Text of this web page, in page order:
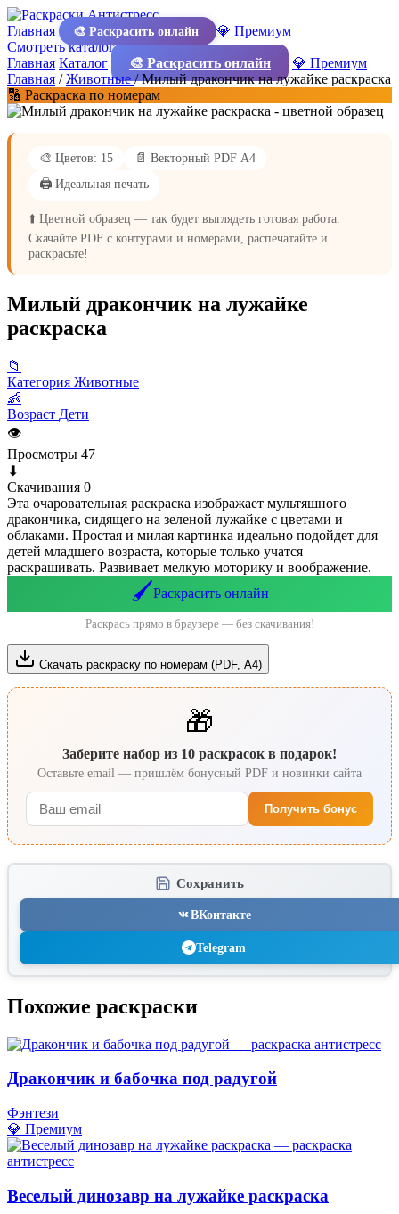
Главная 🎨 Раскрасить онлайн
💎 Премиум
Смотреть каталог
Главная Каталог 🎨 Раскрасить онлайн
💎 Премиум
Главная /Животные/Милый дракончик на лужайке раскраска
🔢 Раскраска по номерам
🎨 Цветов: 15
📄 Векторный PDF А4
🖨️ Идеальная печать
⬆️ Цветной образец — так будет выглядеть готовая работа.
Скачайте PDF с контурами и номерами, распечатайте и
раскрасьте!
Милый дракончик на лужайке
раскраска
📁
Категория Животные
👶
Возраст Дети
👁
Просмотры 47
⬇
Скачивания 0
Эта очаровательная раскраска изображает мультяшного
дракончика, сидящего на зеленой лужайке с цветами и
облаками. Простая и милая картинка идеально подойдет для
детей младшего возраста, которые только учатся
раскрашивать. Развивает мелкую моторику и воображение.
🖌️Раскрасить онлайн
Раскрась прямо в браузере — без скачивания!
Скачать раскраску по номерам (PDF, А4)
🎁
Заберите набор из 10 раскрасок в подарок!
Оставьте email — пришлём бонусный PDF и новинки сайта
Получить бонус
Сохранить
ВКонтакте
Telegram
Похожие раскраски
Дракончик и бабочка под радугой
Фэнтези
💎 Премиум
Веселый динозавр на лужайке раскраска